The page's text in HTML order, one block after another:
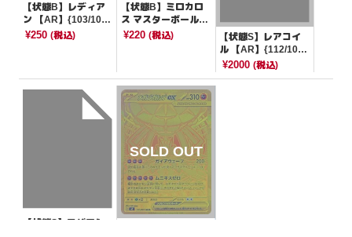
【状態B】レディア
ン 【AR】{103/102}
[SV7]
¥250 (税込)
【状態B】ミロカロ
ス マスターボールミ
ラー【-】{036/187}
¥220(税込)
【状態S】レアコイ
ル 【AR】{112/106}
[SV8]
¥2000 (税込)
【状態S】ワザマシ